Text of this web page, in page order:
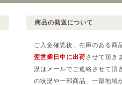
商品の発送について
ご入金確認後、在庫のある商
翌営業日中に出荷させて頂き
況はメールでご連絡させて頂
の状況や一部商品、一部地域